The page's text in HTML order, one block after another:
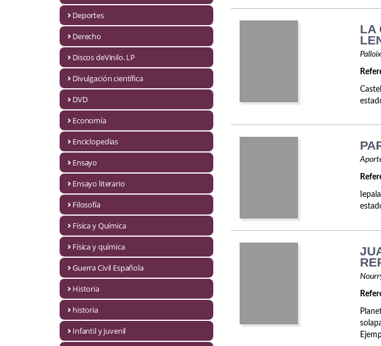
Cuentos y relatos
Discos deVinilo. LP
Divulgación científica
Ensayo literario
Deportes
Derecho
Discos deVinilo. LP
Divulgación científica
DVD
Economía
Enciclopedias
Ensayo
Ensayo literario
Filosofía
Física y Química
Física y química
Guerra Civil Española
Historia
historia
Infantil y juvenil
LA